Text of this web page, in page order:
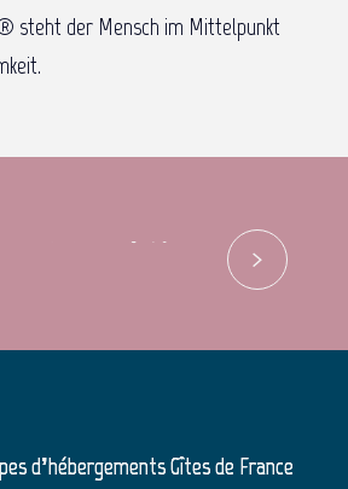
steht der Mensch im Mittelpunkt
de France
d’hébergements Gîtes de France